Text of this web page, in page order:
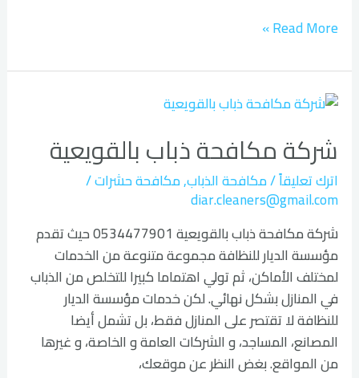
Read More »
شركة مكافحة ذباب بالقويعية
اترك تعليقاً/مكافحة الذباب,مكافحة حشرات/
diar.cleaners@gmail.com
شركة مكافحة ذباب بالقويعية 0534477901 حيث تقدم
مؤسسة الديار للنظافة مجموعة متنوعة من الخدمات
لمختلف الأماكن، ثم تولي اهتماما كبيرا للتخلص من الذباب
في المنازل بشكل نهائي. لكن خدمات مؤسسة الديار
للنظافة لا تقتصر على المنازل فقط، بل تشمل أيضا
المصانع، المساجد، و الشركات العامة و الخاصة، و غيرها
من المواقع. بغض النظر عن موقعك،
شركة
ذباب
بالقويعية